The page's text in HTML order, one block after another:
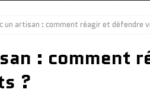
un artisan : comment réagir et défendre
: comment
?